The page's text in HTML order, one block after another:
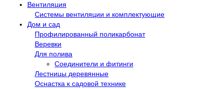
Вентиляция
Системы вентиляции и комплектующие
Дом и сад
Профилированный поликарбонат
Веревки
Для полива
Соединители и фитинги
Лестницы деревянные
Оснастка к садовой технике